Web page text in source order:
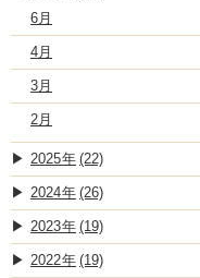
6月
4月
3月
2月
2025 (22)
2024 (26)
2023 (19)
2022 (19)